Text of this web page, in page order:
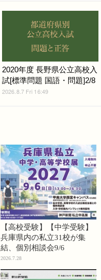
2020年度 長野県公立高校入
試[標準問題 国語・問題]2/8
2026.8.7 Fri 16:49
【高校受験】【中学受験】
兵庫県内の私立31校が集
結、個別相談会9/6
2026.7.28